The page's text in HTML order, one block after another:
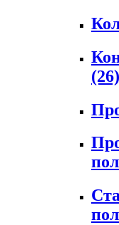
(26)